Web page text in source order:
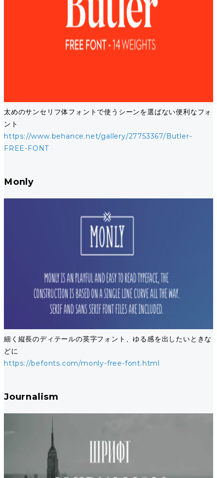
太めのサンセリフ体フォントで使うシーンを選ばない便利なフォ
ント
https://www.behance.net/gallery/27753367/Butler-
FREE-FONT
Monly
細く縦長のディテールの英字フォント、ゆる感を出したいときな
どに
https://befonts.com/monly-free-font.html
Journalism